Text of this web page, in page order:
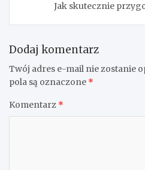
Jak skutecznie
Dodaj komentarz
Twój adres e-mail nie zostanie
pola są oznaczone *
Komentarz *